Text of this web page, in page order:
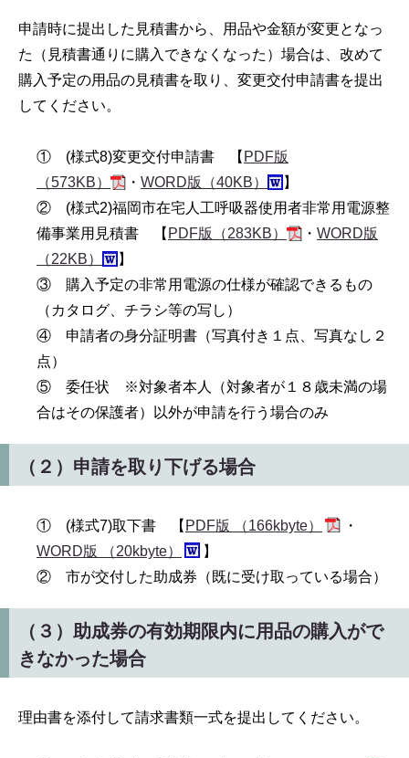
申請時に提出した見積書から、用品や金額が変更となっ
た（見積書通りに購入できなくなった）場合は、改めて
購入予定の用品の見積書を取り、変更交付申請書を提出
してください。
① (様式8)変更交付申請書 【 PDF版
（573KB）
・ WORD版（40KB）
】
② (様式2)福岡市在宅人工呼吸器使用者非常用電源整
備事業用見積書 【 PDF版（283KB） ・ WORD版
（22KB）
】
③ 購入予定の非常用電源の仕様が確認できるもの
（カタログ、チラシ等の写し）
④ 申請者の身分証明書（写真付き１点、写真なし２
点）
⑤ 委任状 ※対象者本人（対象者が１８歳未満の場
合はその保護者）以外が申請を行う場合のみ
（２）申請を取り下げる場合
① (様式7)取下書 【 PDF版 （166kbyte）
・
WORD版 （20kbyte）
】
② 市が交付した助成券（既に受け取っている場合）
（３）助成券の有効期限内に用品の購入がで
きなかった場合
理由書を添付して請求書類一式を提出してください。